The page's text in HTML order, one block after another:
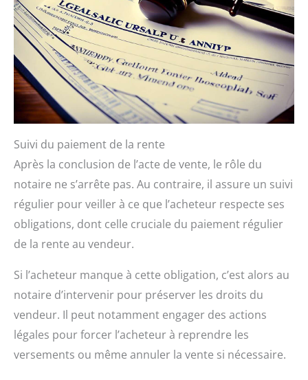
Suivi du paiement de la rente
Après la conclusion de l’acte de vente, le rôle du
notaire ne s’arrête pas. Au contraire, il assure un suivi
régulier pour veiller à ce que l’acheteur respecte ses
obligations, dont celle cruciale du paiement régulier
de la rente au vendeur.
Si l’acheteur manque à cette obligation, c’est alors au
notaire d’intervenir pour préserver les droits du
vendeur. Il peut notamment engager des actions
légales pour forcer l’acheteur à reprendre les
versements ou même annuler la vente si nécessaire.